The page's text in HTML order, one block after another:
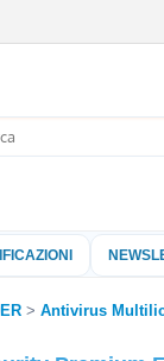
Antivirus